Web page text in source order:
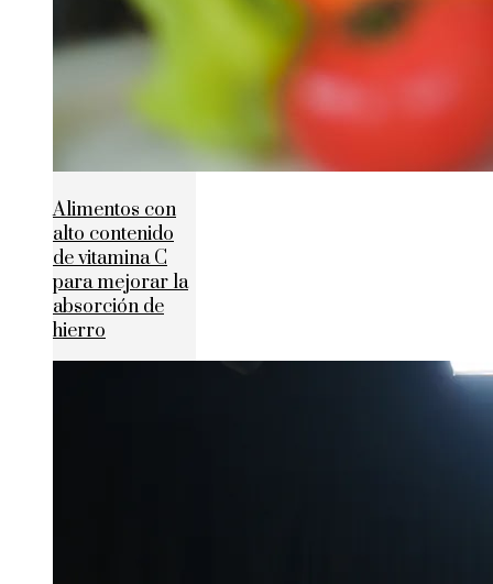
Alimentos con
alto contenido
de vitamina C
para mejorar la
absorción de
hierro